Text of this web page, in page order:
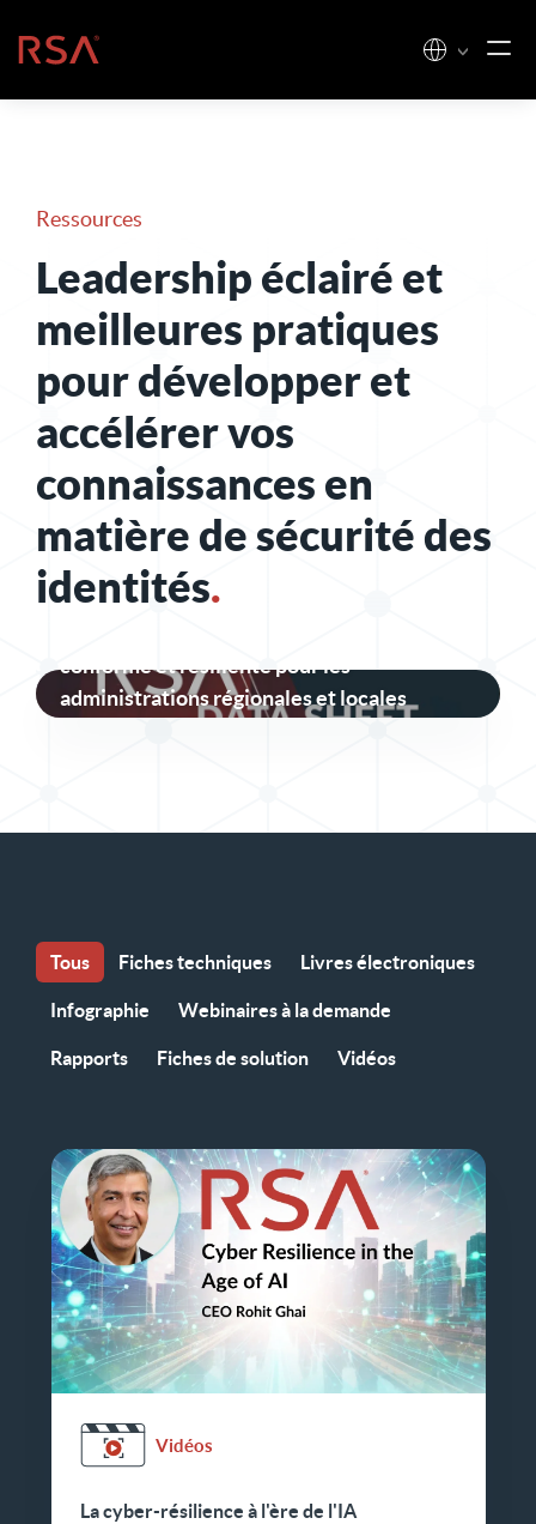
Accueil
Ressources
Leadership éclairé et
meilleures pratiques
pour développer et
accélérer vos
connaissances en
matière de sécurité des
identités.
conforme et résiliente pour les
administrations régionales et locales
Tous Fiches techniques Livres électroniques
Infographie Webinaires à la demande
Rapports Fiches de solution Vidéos
Vidéos
La cyber-résilience à l'ère de l'IA